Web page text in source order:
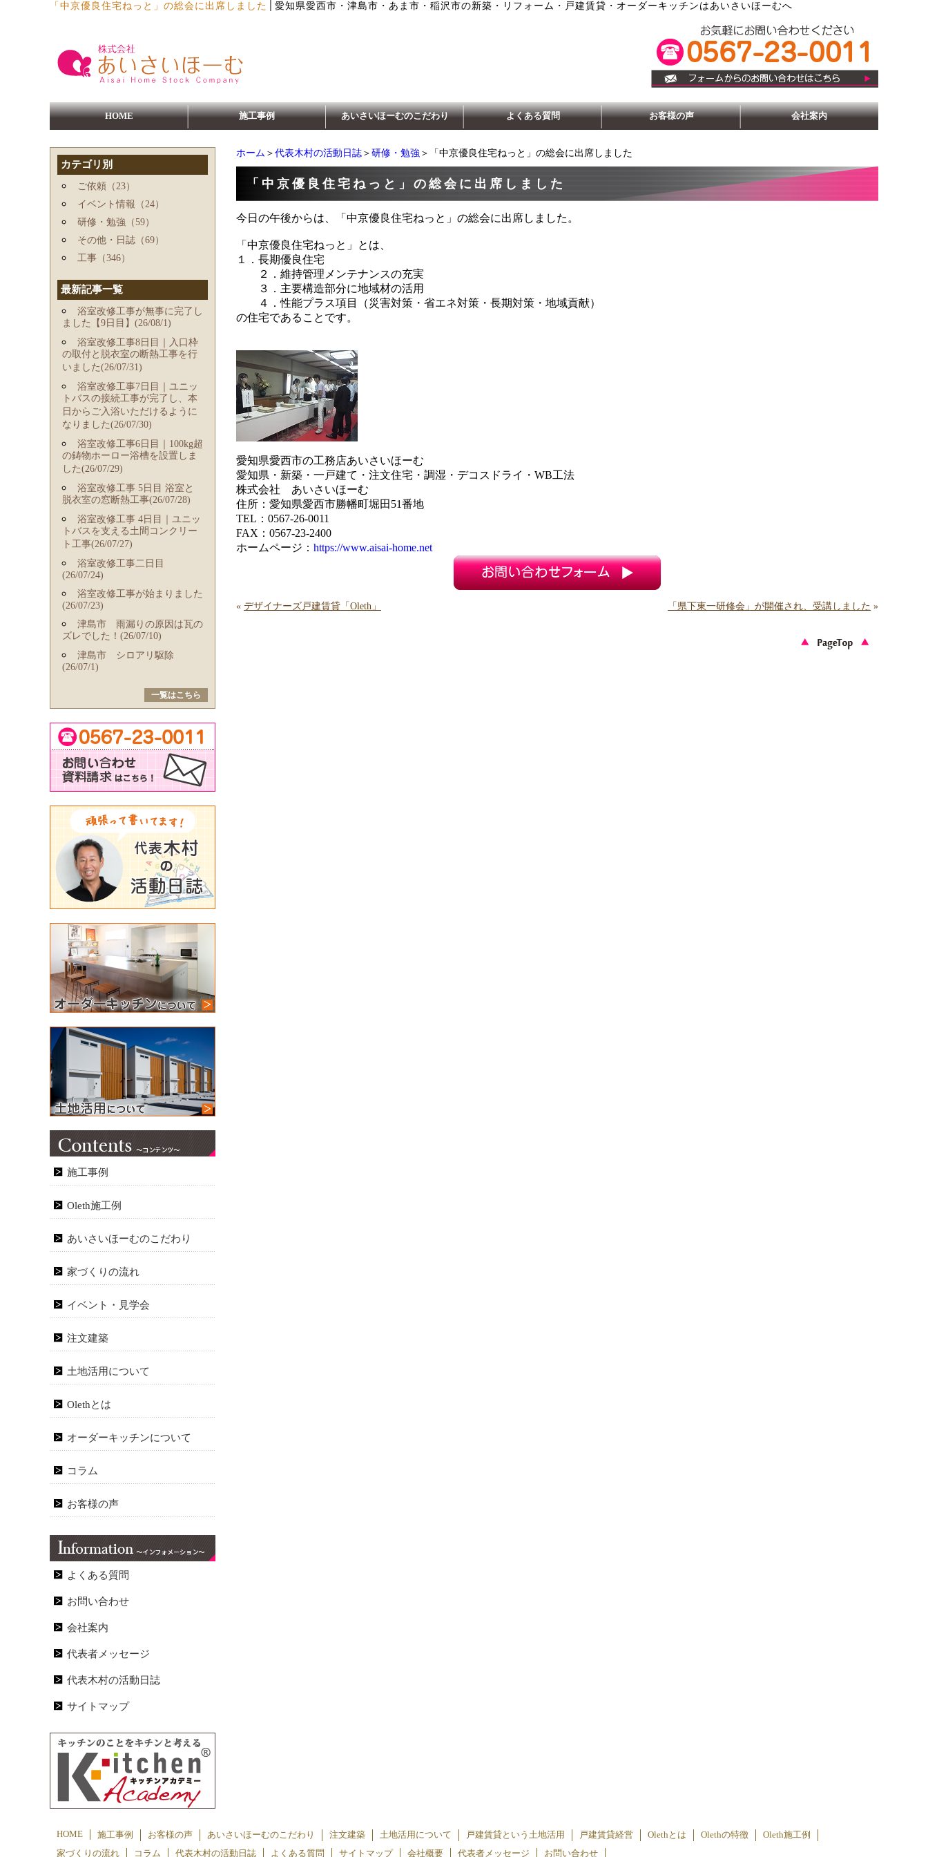
「中京優良住宅ねっと」の総会に出席しました 愛知県愛西市・津島市・あま市・稲沢市の新築・リフォーム・戸建賃貸・オーダーキッチンはあいさいほーむへ
HOME 施工事例 あいさいほーむのこだわり よくある質問 お客様の声 会社案内
ホーム ＞ 代表木村の活動日誌 ＞ 研修・勉強 ＞「中京優良住宅ねっと」の総会に出席しました
「中京優良住宅ねっと」の総会に出席しました
今日の午後からは、「中京優良住宅ねっと」の総会に出席しました。
「中京優良住宅ねっと」とは、
１．長期優良住宅
２．維持管理メンテナンスの充実
３．主要構造部分に地域材の活用
４．性能プラス項目（災害対策・省エネ対策・長期対策・地域貢献）
の住宅であることです。
愛知県愛西市の工務店あいさいほーむ
愛知県・新築・一戸建て・注文住宅・調湿・デコスドライ・WB工法
株式会社 あいさいほーむ
住所：愛知県愛西市勝幡町堀田51番地
TEL：0567-26-0011
FAX：0567-23-2400
ホームページ： https://www.aisai-home.net
« デザイナーズ戸建賃貸「Oleth」 「県下東一研修会」が開催され、受講しました »
カテゴリ別
ご依頼（23）
イベント情報（24）
研修・勉強（59）
その他・日誌（69）
工事（346）
最新記事一覧
浴室改修工事が無事に完了し
ました【9日目】(26/08/1)
浴室改修工事8日目｜入口枠
の取付と脱衣室の断熱工事を行
いました(26/07/31)
浴室改修工事7日目｜ユニッ
トバスの接続工事が完了し、本
日からご入浴いただけるように
なりました(26/07/30)
浴室改修工事6日目｜100kg超
の鋳物ホーロー浴槽を設置しま
した(26/07/29)
浴室改修工事 5日目 浴室と
脱衣室の窓断熱工事(26/07/28)
浴室改修工事 4日目｜ユニッ
トバスを支える土間コンクリー
ト工事(26/07/27)
浴室改修工事二日目
(26/07/24)
浴室改修工事が始まりました
(26/07/23)
津島市 雨漏りの原因は瓦の
ズレでした！(26/07/10)
津島市 シロアリ駆除
(26/07/1)
一覧はこちら
施工事例
Oleth施工例
あいさいほーむのこだわり
家づくりの流れ
イベント・見学会
注文建築
土地活用について
Olethとは
オーダーキッチンについて
コラム
お客様の声
よくある質問
お問い合わせ
会社案内
代表者メッセージ
代表木村の活動日誌
サイトマップ
HOME 施工事例 お客様の声 あいさいほーむのこだわり 注文建築 土地活用について 戸建賃貸という土地活用 戸建賃貸経営 Olethとは Olethの特徴
Oleth施工例
家づくりの流れ
コラム 代表木村の活動日誌 よくある質問 サイトマップ 会社概要 代表者メッセージ お問い合わせ